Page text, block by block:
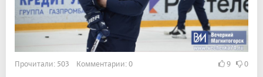
Прочитали: 503 Комментарии: 0 9 0